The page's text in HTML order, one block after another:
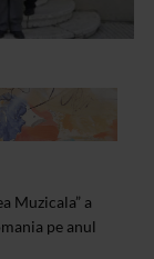
Muzicala” a
pe anul